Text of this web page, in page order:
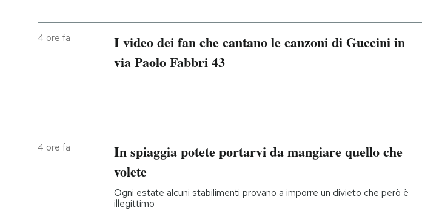
4 ore fa
I video dei fan che cantano le canzoni di Guccini in
via Paolo Fabbri 43
4 ore fa
In spiaggia potete portarvi da mangiare quello che
volete
Ogni estate alcuni stabilimenti provano a imporre un divieto che però è
illegittimo